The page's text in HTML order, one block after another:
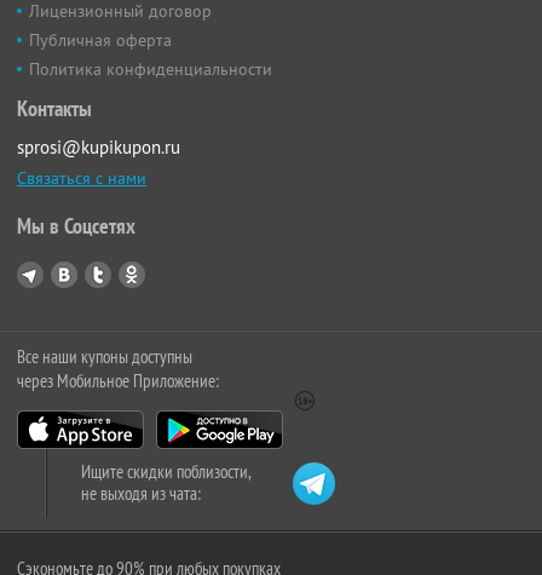
Лицензионный договор
Публичная оферта
Политика конфиденциальности
Контакты
sprosi@kupikupon.ru
Связаться с нами
Мы в Соцсетях
Все наши купоны доступны
через Мобильное Приложение:
Ищите скидки поблизости,
не выходя из чата:
Сэкономьте до 90% при любых покупках